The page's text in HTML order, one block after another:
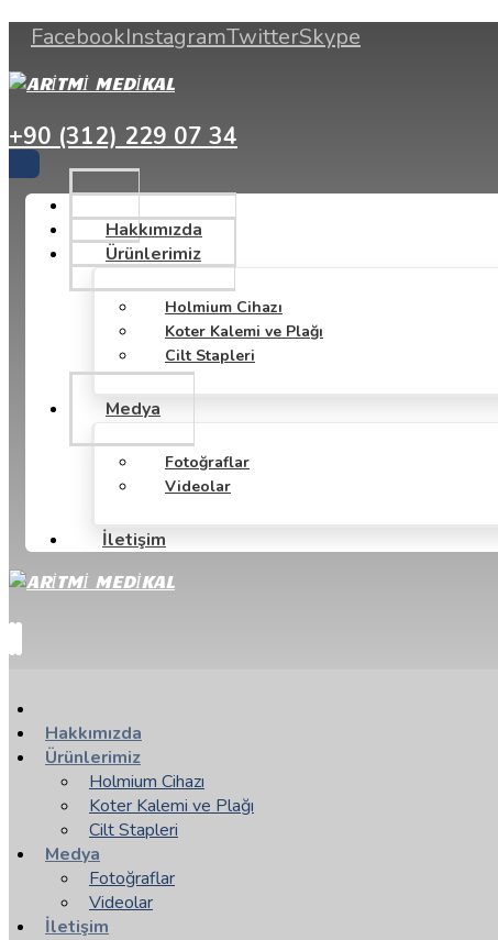
FacebookInstagramTwitterSkype
+90 (312) 229 07 34
Hakkımızda
Ürünlerimiz
Holmium Cihazı
Koter Kalemi ve Plağı
Cilt Stapleri
Medya
Fotoğraflar
Videolar
İletişim
Hakkımızda
Ürünlerimiz
Holmium Cihazı
Koter Kalemi ve Plağı
Cilt Stapleri
Medya
Fotoğraflar
Videolar
İletişim